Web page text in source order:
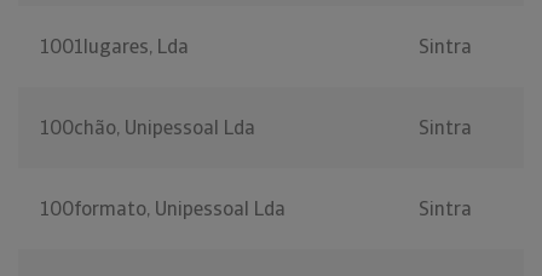
1001lugares, Lda Sintra
100chão, Unipessoal Lda Sintra
100formato, Unipessoal Lda Sintra